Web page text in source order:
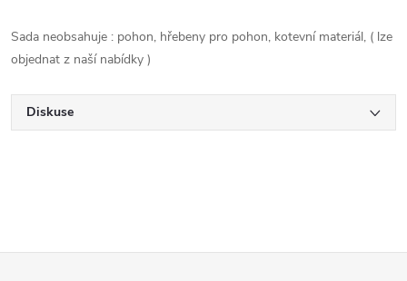
Sada neobsahuje : pohon, hřebeny pro pohon, kotevní materiál, ( lze
objednat z naší nabídky )
Diskuse